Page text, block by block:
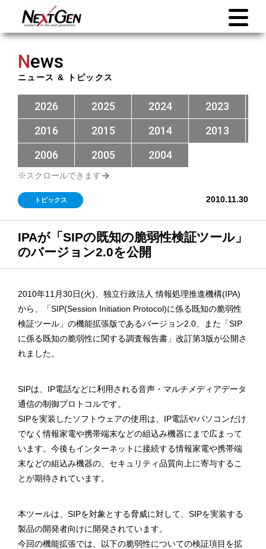
News
ニュース & トピックス
2026 2025 2024 2023
2016
2015 2014 2013
2006
2005 2004
トピックス 2010.11.30
IPAが「SIPの既知の脆弱性検証ツール」
のバージョン2.0を公開
2010年11月30日(火)、独立行政法人 情報処理推進機構(IPA)
から、「SIP(Session Initiation Protocol)に係る既知の脆弱性
検証ツール」の機能拡張版であるバージョン2.0、また「SIP
に係る既知の脆弱性に関する調査報告書」改訂第3版が公開さ
れました。
SIPは、IP電話などに利用される音声・マルチメディアデータ
通信の制御プロトコルです。
SIPを実装したソフトウェアの使用は、IP電話やパソコンだけ
でなく情報家電や携帯端末などの組込み機器にまで広まって
います。今後もインターネットに接続する情報家電や携帯端
末などの組込み機器の、セキュリティ品質向上に寄与するこ
とが期待されています。
本ツールは、SIPを対象とする脅威に対して、SIPを実装する
製品の開発者向けに開発されています。
今回の機能拡張では、以下の脆弱性についての検証項目を拡